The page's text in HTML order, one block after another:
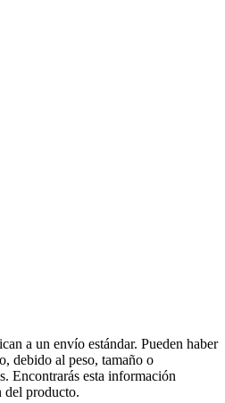
a un envío estándar. Pueden haber
debido al peso, tamaño o
Encontrarás esta información
del producto.